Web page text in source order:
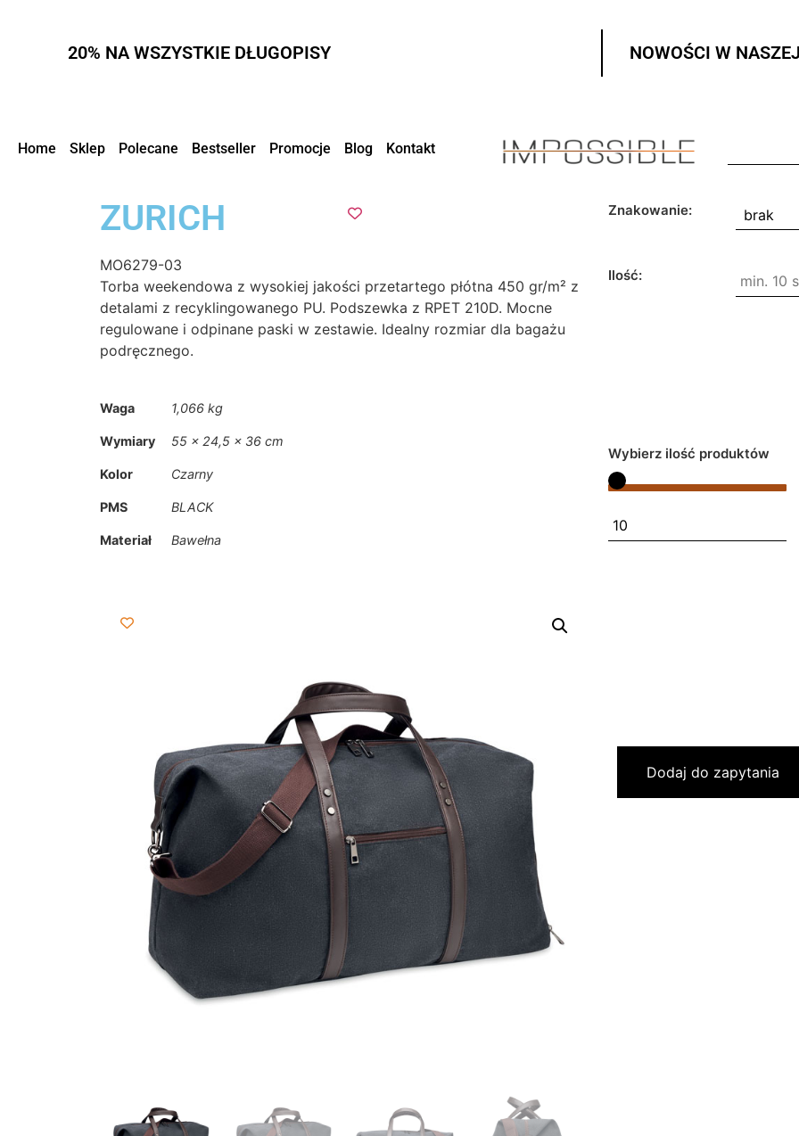
20% NA WSZYSTKIE DŁUGOPISY NOWOŚCI W
Home Sklep Polecane Bestseller Promocje Blog Kontakt
ZURICH
MO6279-03
Torba weekendowa z wysokiej jakości przetartego płótna 450 gr/m² z
detalami z recyklingowanego PU. Podszewka z RPET 210D. Mocne
regulowane i odpinane paski w zestawie. Idealny rozmiar dla bagażu
podręcznego.
Waga 1,066 kg
Wymiary 55 × 24,5 × 36 cm
Kolor Czarny
PMS BLACK
Materiał Bawełna
Znakowanie:
Ilość:
Wybierz ilość produktów
Dodaj do zapytania